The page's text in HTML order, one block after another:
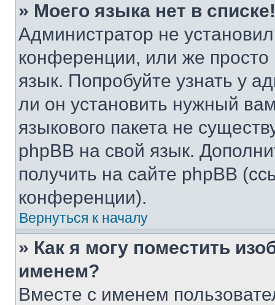
» Моего языка нет в списке!
Администратор не
конференции, или же
язык. Попробуйте узнать у
ли он установить нужный
языкового пакета не
phpBB на свой язык.
получить на сайте phpBB
конференции).
Вернуться к началу
» Как я могу поместить
именем?
Вместе с именем